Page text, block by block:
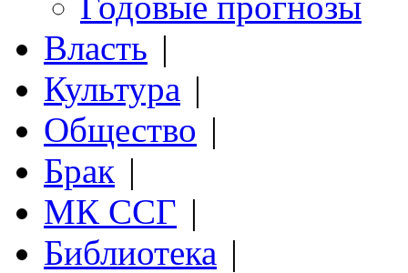
Власть |
Культура |
Общество |
Брак |
МК ССГ |
Библиотека |